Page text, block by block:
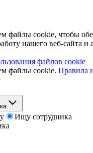
файлы cookie, чтобы
нашего веб-сайта и
файлов cookie
файлы cookie. Правила
Ищу сотрудника